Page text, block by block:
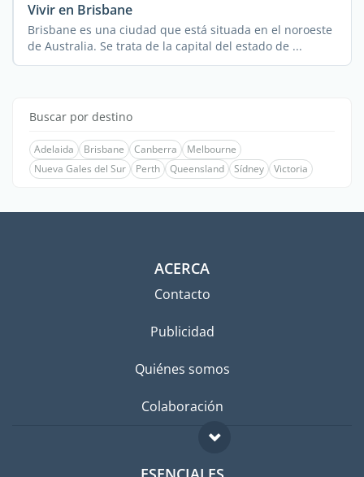
Vivir en Brisbane
Brisbane es una ciudad que está situada en el noroeste
de Australia. Se trata de la capital del estado de ...
Buscar por destino
Adelaida Brisbane Canberra
Melbourne
Nueva Gales del Sur
Perth Queensland Sídney Victoria
ACERCA
Contacto
Publicidad
Quiénes somos
Colaboración